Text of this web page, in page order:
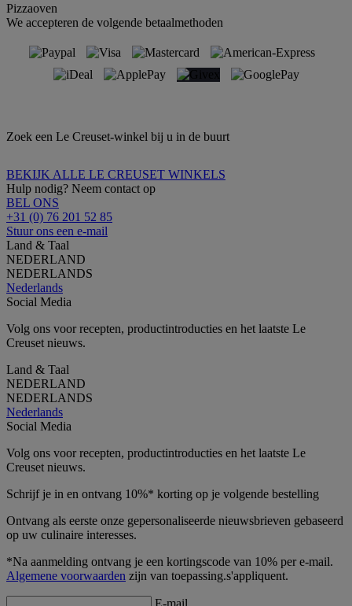
Pizzaoven
We accepteren de volgende betaalmethoden
Zoek een Le Creuset-winkel bij u in de buurt
BEKIJK ALLE LE CREUSET WINKELS
Hulp nodig? Neem contact op
BEL ONS
+31 (0) 76 201 52 85
Stuur ons een e-mail
Land & Taal
NEDERLAND
NEDERLANDS
Nederlands
Social Media
Volg ons voor recepten, productintroducties en het laatste Le
Creuset nieuws.
Land & Taal
NEDERLAND
NEDERLANDS
Nederlands
Social Media
Volg ons voor recepten, productintroducties en het laatste Le
Creuset nieuws.
Schrijf je in en ontvang 10%* korting op je volgende bestelling
Ontvang als eerste onze gepersonaliseerde nieuwsbrieven gebaseerd
op uw culinaire interesses.
*Na aanmelding ontvang je een kortingscode van 10% per e-mail.
Algemene voorwaarden zijn van toepassing.s'appliquent.
E-mail